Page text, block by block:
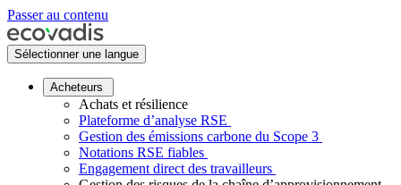
Passer au contenu
Sélectionner une langue
Acheteurs
Achats et résilience
Plateforme d’analyse RSE
Gestion des émissions carbone du Scope 3
Notations RSE fiables
Engagement direct des travailleurs